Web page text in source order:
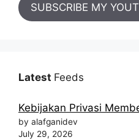
SUBSCRIBE MY
Latest Feeds
Kebijakan Privasi
by alafganidev
July 29, 2026